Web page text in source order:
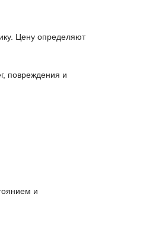
Цену определяют
повреждения и
и